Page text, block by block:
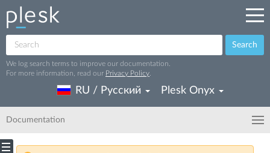
Search
We log search terms to improve our documentation.
For more information, read our Privacy Policy
RU / Русский Plesk Onyx
Documentation